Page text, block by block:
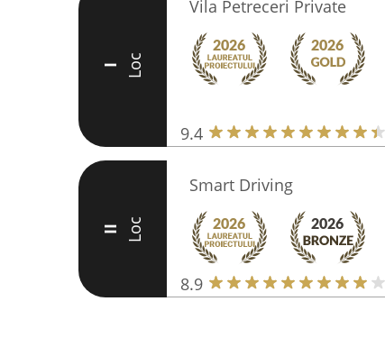
I Loc
Vila Petreceri Private
9.4
II Loc
Smart Driving
8.9